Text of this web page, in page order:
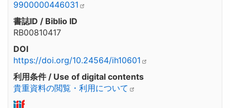
9900000446031
書誌ID / Biblio ID
RB00810417
DOI
https://doi.org/10.24564/ih10601
利用条件 / Use of digital contents
貴重資料の閲覧・利用について